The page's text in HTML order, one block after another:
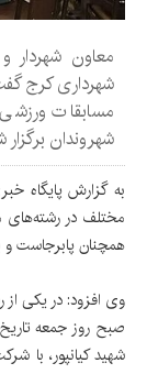
معاون
شهرداری کرج
مسابقات
شهروندان
به گزارش پایگاه
مختلف در
همچنان پابرجاست و
وی افزود: در یکی از